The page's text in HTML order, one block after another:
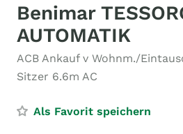
Benimar
AUTOMATIK
ACB Ankauf v Wohnm./
Sitzer 6.6m AC
Als Favorit speichern